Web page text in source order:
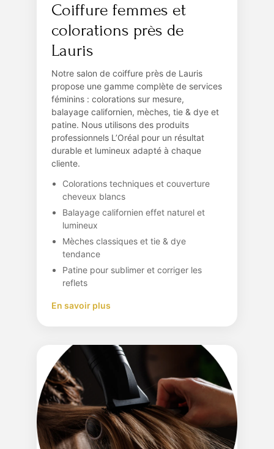
Coiffure femmes et
colorations près de
Lauris
Notre salon de coiffure près de Lauris
propose une gamme complète de services
féminins : colorations sur mesure,
balayage californien, mèches, tie & dye et
patine. Nous utilisons des produits
professionnels L’Oréal pour un résultat
durable et lumineux adapté à chaque
cliente.
Colorations techniques et couverture
cheveux blancs
Balayage californien effet naturel et
lumineux
Mèches classiques et tie & dye
tendance
Patine pour sublimer et corriger les
reflets
En savoir plus